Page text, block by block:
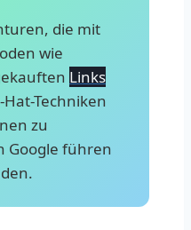
die mit
wie
Links
Techniken
zu
Google führen